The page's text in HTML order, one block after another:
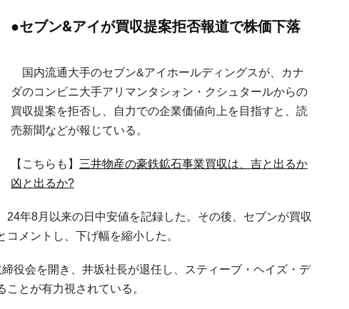
●セブン&アイが買収提案拒否報道で株価下落
国内流通大手のセブン&アイホールディングスが、カナ
ダのコンビニ大手アリマンタシォン・クシュタールからの
買収提案を拒否し、自力での企業価値向上を目指すと、読
売新聞などが報じている。
【こちらも】 三井物産の豪鉄鉱石事業買収は、吉と出るか
凶と出るか?
年8月以来の日中安値を記録した。その後、セブンが買収
メントし、下げ幅を縮小した。
役会を開き、井坂社長が退任し、スティーブ・ヘイズ・デ
とが有力視されている。